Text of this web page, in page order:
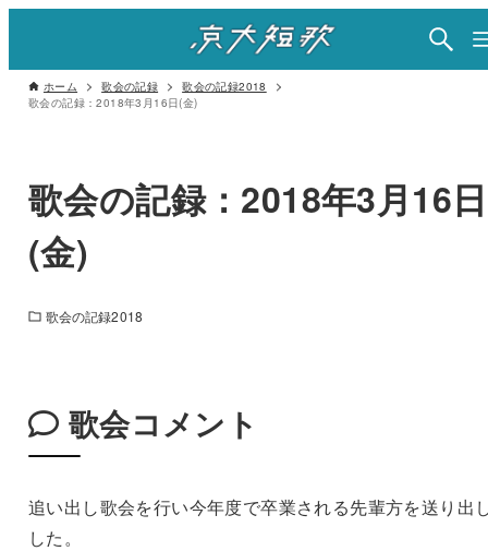
ホーム 歌会の記録
歌会の記録2018
歌会の記録：2018年3月16日(金)
歌会の記録：2018年3月16日
(金)
歌会の記録2018
歌会コメント
追い出し歌会を行い今年度で卒業される先輩方を送り出
した。